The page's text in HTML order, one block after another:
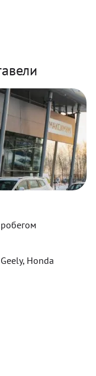
Honda